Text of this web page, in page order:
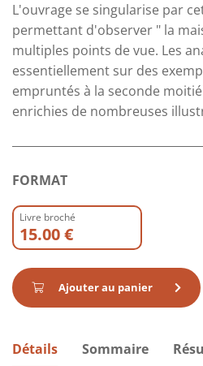
L'ouvrage se singularise par
permettant d'observer " la
multiples points de vue. Les
essentiellement sur des
empruntés à la seconde
enrichies de nombreuses
FORMAT
Livre broché
15.00 €
Ajouter au panier
Détails Sommaire